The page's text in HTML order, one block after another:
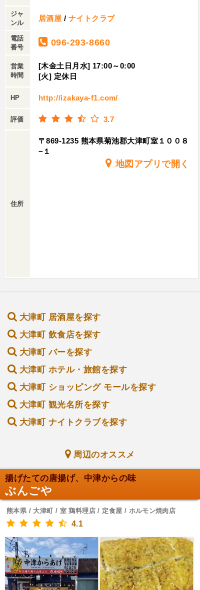
ジャ
ンル
居酒屋 / ナイトクラブ
電話
番号
096-293-8660
営業
時間
[木金土日月水] 17:00～0:00
[火] 定休日
HP http://izakaya-f1.com/
評価 3.7
住所
〒869-1235 熊本県菊池郡大津町室１００８
−１
地図アプリで開く
大津町 居酒屋を探す
大津町 飲食店を探す
大津町 バーを探す
大津町 ホテル・旅館を探す
大津町 ショッピング モールを探す
大津町 観光名所を探す
大津町 ナイトクラブを探す
周辺のオススメ
揚げたての唐揚げ、中津からの味
ぶんごや
熊本県 / 大津町 / 室 鶏料理店 / 定食屋 / ホルモン焼肉店
4.1